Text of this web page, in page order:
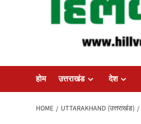
होम उत्तराखंड देश
HOME UTTARAKHAND (उत्तराखंड)